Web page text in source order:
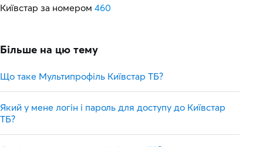
Київстар за номером 460
Більше на цю тему
Що таке Мультипрофіль Київстар ТБ?
Який у мене логін і пароль для доступу до Київстар
ТБ?